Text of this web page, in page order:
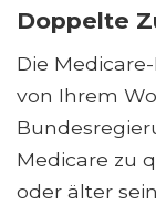
Doppelte
Die
von Ihrem
Medicare zu
oder älter